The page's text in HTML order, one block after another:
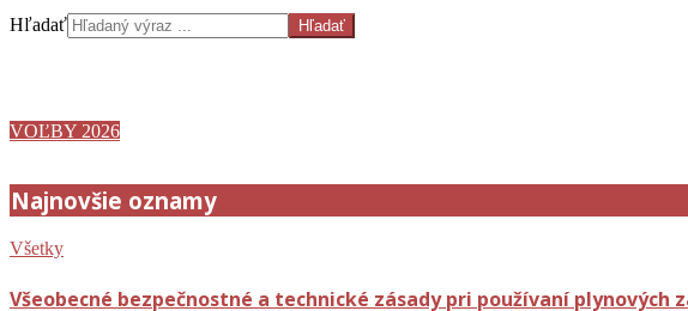
Hľadať
VOĽBY 2026
Najnovšie oznamy
Všetky
Všeobecné bezpečnostné a technické zásady pri používaní